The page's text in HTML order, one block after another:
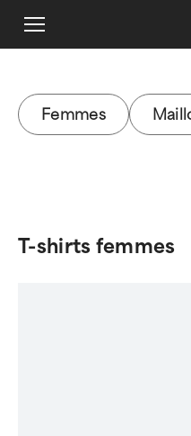
Femmes
T-shirts femmes